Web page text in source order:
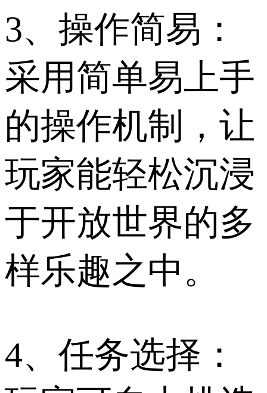
3、操作简易：
采用简单易上手
的操作机制，让
玩家能轻松沉浸
于开放世界的多
样乐趣之中。
4、任务选择：